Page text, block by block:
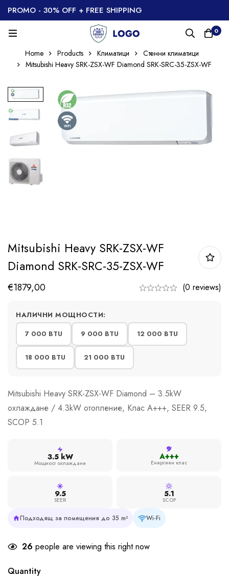
PROMO - 30% OFF + FREE SHIPPING
0
Home Products Климатици
Стенни климатици
Mitsubishi Heavy SRK-ZSX-WF Diamond SRK-SRC-35-ZSX-WF
Mitsubishi Heavy SRK-ZSX-WF
Diamond SRK-SRC-35-ZSX-WF
€1879,00 (0 reviews)
НАЛИЧНИ МОЩНОСТИ:
7 000 BTU
9 000 BTU 12 000 BTU
18 000 BTU 21 000 BTU
Mitsubishi Heavy SRK-ZSX-WF Diamond – 3.5kW
охлаждане / 4.3kW отопление, Клас A+++, SEER 9.5,
SCOP 5.1
3.5 kW
Мощност охлаждане
A+++
Енергиен клас
9.5
SEER
5.1
SCOP
Подходящ за помещения до 35 m² Wi-Fi
26 people are viewing this right now
Quantity